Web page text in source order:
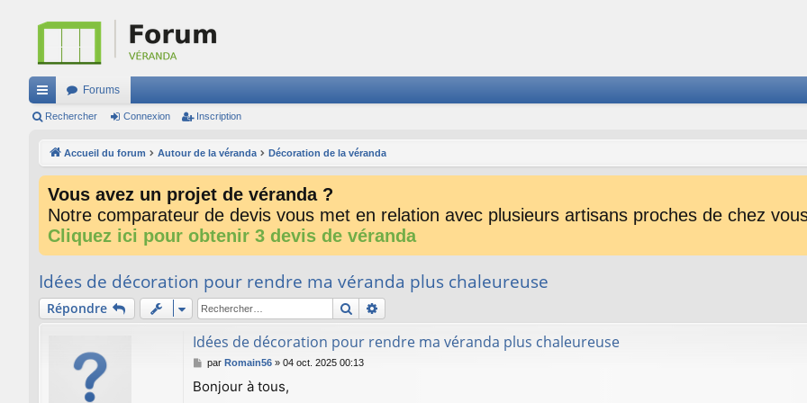
ac
Forums
Rechercher Connexion Inscription
Accueil du forum Autour de la véranda Décoration de la véranda
Vous avez un projet de véranda ?
Notre comparateur de devis vous met en relation avec plusieurs artisans proches de chez
Cliquez ici pour obtenir 3 devis de véranda
Idées de décoration pour rendre ma véranda plus chaleureuse
Répondre Rechercher
Idées de décoration pour rendre ma véranda plus chaleureuse
M
s
par Romain56» 04 oct. 2025 00:13
Bonjour à tous,